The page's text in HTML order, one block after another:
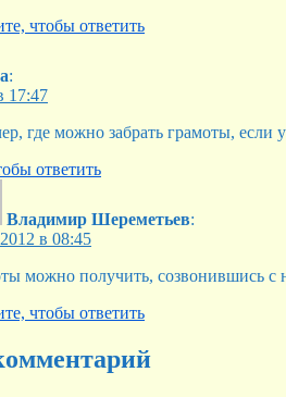
чтобы ответить
:
17:47
где можно забрать грамоты, если
ответить
Владимир Шереметьев:
в 08:45
можно получить, созвонившись с
чтобы ответить